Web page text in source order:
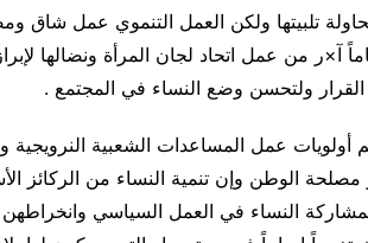
تلبيتها ولكن العمل التنموي عمل شاق
آ×ر من عمل اتحاد لجان المرأة ونضالها
ولتحسن وضع النساء في المجتمع .
عمل المساعدات الشعبية النرويجية
الوطن وإن تنمية النساء من الركائز
النساء في العمل السياسي وانخراطهن